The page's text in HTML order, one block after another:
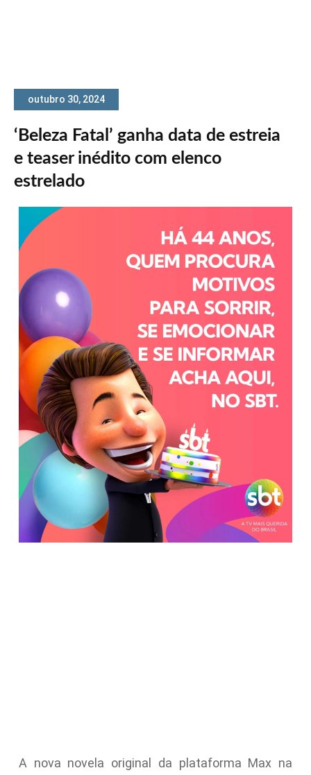
outubro 30, 2024
‘Beleza Fatal’ ganha data de estreia
e teaser inédito com elenco
estrelado
A nova novela original da plataforma Max na